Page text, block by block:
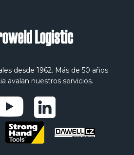
desde 1962. Más de 50 años
avalan nuestros servicios.